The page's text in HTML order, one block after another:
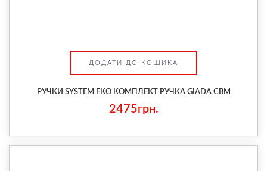
ДОДАТИ ДО КОШИКА
РУЧКИ SYSTEM ЕКО КОМПЛЕКТ РУЧКА GIADA CBM
2475грн.